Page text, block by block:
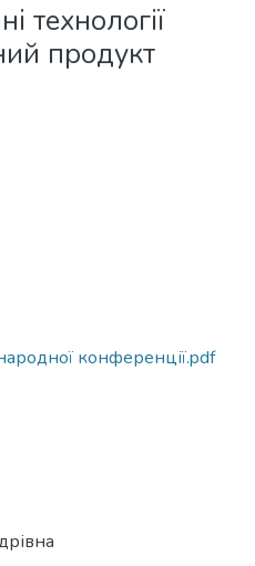
технології
продукт
конференції.pdf